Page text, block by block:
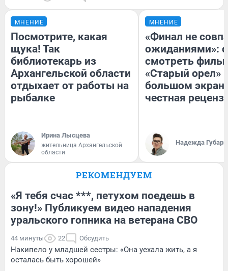
МНЕНИЕ
Посмотрите, какая
щука! Так
библиотекарь из
Архангельской области
отдыхает от работы на
рыбалке
Ирина Лысцева
жительница Архангельской
области
МНЕНИЕ
«Финал не
ожиданиями»:
смотреть
«Старый орел»
большом
честная
Надежда Губарь
РЕКОМЕНДУЕМ
«Я тебя счас ***, петухом поедешь в
зону!» Публикуем видео нападения
уральского гопника на ветерана СВО
44 минуты 22 Обсудить
Накипело у младшей сестры: «Она уехала жить, а я
осталась быть хорошей»